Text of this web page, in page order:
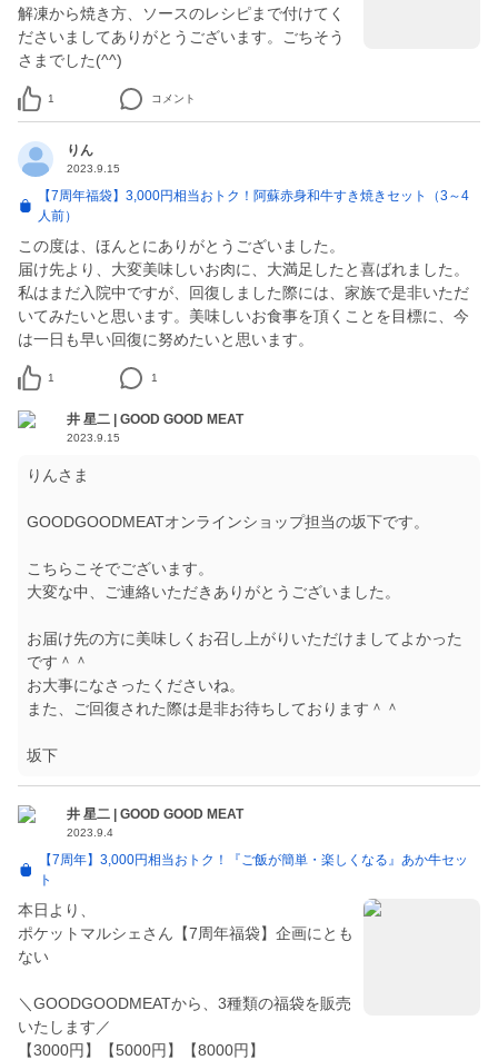
解凍から焼き方、ソースのレシピまで付けてく
ださいましてありがとうございます。ごちそう
さまでした(^^)
1 コメント
りん
2023.9.15
【7周年福袋】3,000円相当おトク！阿蘇赤身和牛すき焼きセット（3～4
人前）
この度は、ほんとにありがとうございました。
届け先より、大変美味しいお肉に、大満足したと喜ばれました。
私はまだ入院中ですが、回復しました際には、家族で是非いただ
いてみたいと思います。美味しいお食事を頂くことを目標に、今
は一日も早い回復に努めたいと思います。
1 1
井 星二 | GOOD GOOD MEAT
2023.9.15
りんさま
GOODGOODMEATオンラインショップ担当の坂下です。
こちらこそでございます。
大変な中、ご連絡いただきありがとうございました。
お届け先の方に美味しくお召し上がりいただけましてよかった
です＾＾
お大事になさったくださいね。
また、ご回復された際は是非お待ちしております＾＾
井 星二 | GOOD GOOD MEAT
2023.9.4
【7周年】3,000円相当おトク！『ご飯が簡単・楽しくなる』あか牛セッ
ト
本日より、
ポケットマルシェさん【7周年福袋】企画にとも
ない
＼GOODGOODMEATから、3種類の福袋を販売
いたします／
【3000円】【5000円】【8000円】